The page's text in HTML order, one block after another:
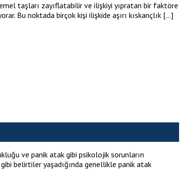
taşları zayıflatabilir ve ilişkiyi yıpratan bir faktöre
Bu noktada birçok kişi ilişkide aşırı kıskançlık […]
ve panik atak gibi psikolojik sorunların
belirtiler yaşadığında genellikle panik atak